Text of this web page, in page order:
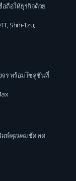
ถือให้ธุรกิจด้วย
, Shih-Tzu
จร พร้อมโซลูชันที่
มพ์คุณคมชัด ลด